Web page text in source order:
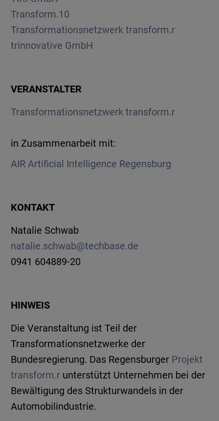
Transform.10
Transformationsnetzwerk transform.r
trinnovative GmbH
VERANSTALTER
Transformationsnetzwerk transform.r
in Zusammenarbeit mit:
AIR Artificial Intelligence Regensburg
KONTAKT
Natalie Schwab
natalie.schwab@techbase.de
0941 604889-20
HINWEIS
Die Veranstaltung ist Teil der
Transformationsnetzwerke der
Bundesregierung. Das Regensburger Projekt
transform.r unterstützt Unternehmen bei der
Bewältigung des Strukturwandels in der
Automobilindustrie.